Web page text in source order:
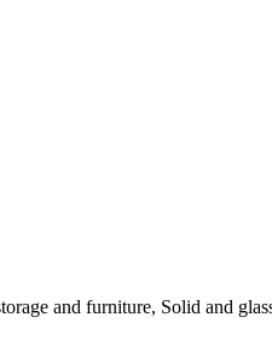
and furniture, Solid and